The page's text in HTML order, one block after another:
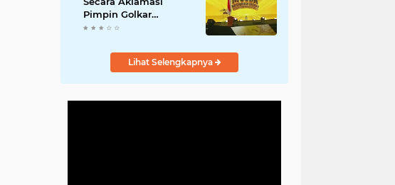
Pimpin Golkar
Bandung Barat,
Kepemimpinan
Harmonis "TurunLihat Selengkapnya